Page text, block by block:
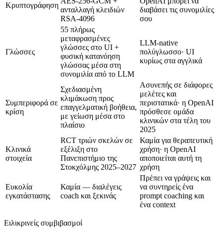
Κρυπτογράφηση
ανταλλαγή κλειδιών
RSA-4096
διαβάσει τις συνομιλίες
σου
Γλώσσες
55 πλήρως
μεταφρασμένες
γλώσσες στο UI +
φυσική κατανόηση
γλώσσας μέσα στη
συνομιλία από το LLM
LLM-native
πολύγλωσσο· UI
κυρίως στα αγγλικά
Συμπεριφορά σε
κρίση
Σχεδιασμένη
κλιμάκωση προς
επαγγελματική βοήθεια,
με γείωση μέσα στο
πλαίσιο
Ασυνεπής σε διάφορες
μελέτες και
περιστατικά· η OpenAI
πρόσθεσε ομάδα
κλινικών στα τέλη του
2025
Κλινικά
στοιχεία
RCT τριών σκελών σε
εξέλιξη στο
Πανεπιστήμιο της
Στοκχόλμης 2025–2027
Καμία για θεραπευτική
χρήση· η OpenAI
αποποιείται αυτή τη
χρήση
Ευκολία
εγκατάστασης
Καμία — διαλέγεις
coach και ξεκινάς
Πρέπει να γράψεις και
να συντηρείς ένα
prompt coaching και
ένα context
Ειλικρινείς συμβιβασμοί